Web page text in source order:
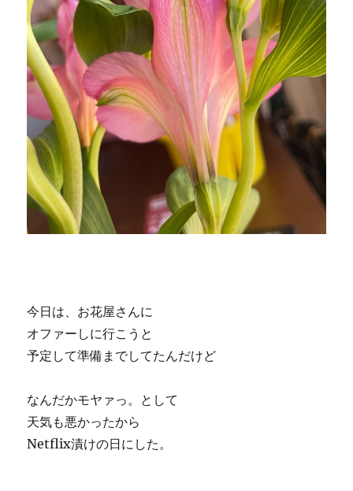
今日は、お花屋さんに
オファーしに行こうと
予定して準備までしてたんだけど
なんだかモヤァっ。として
天気も悪かったから
Netflix漬けの日にした。